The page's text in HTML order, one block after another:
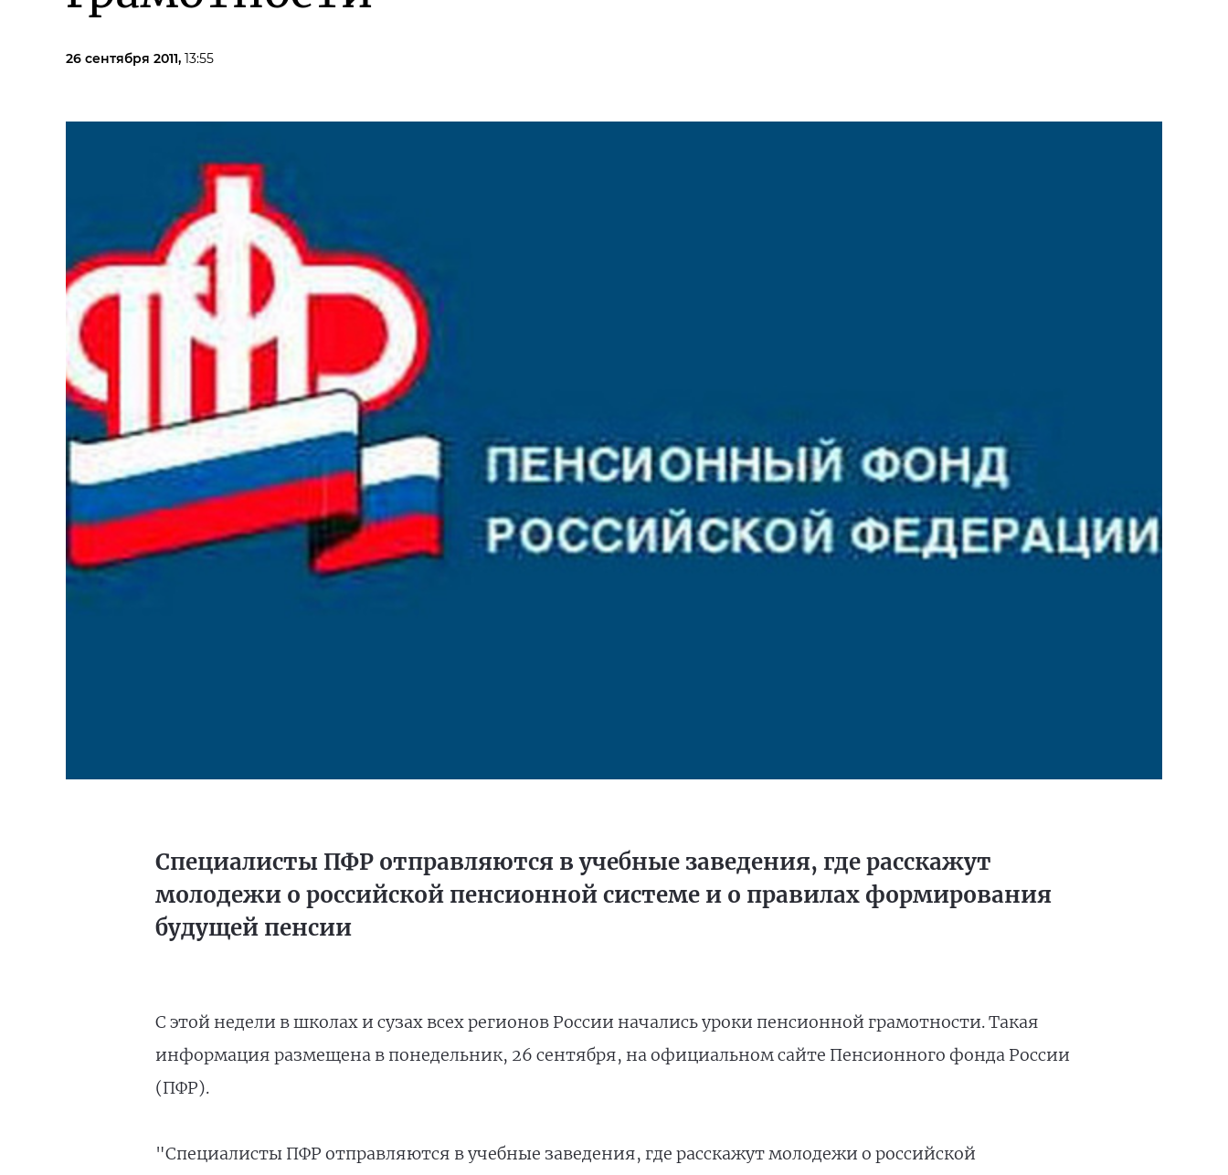
26 сентября 2011, 13:55
Специалисты ПФР отправляются в учебные заведения, где расскажут
молодежи о российской пенсионной системе и о правилах формирования
будущей пенсии
С этой недели в школах и сузах всех регионов России начались уроки пенсионной грамотности. Такая
информация размещена в понедельник, 26 сентября, на официальном сайте Пенсионного фонда России
(ПФР).
"Специалисты ПФР отправляются в учебные заведения, где расскажут молодежи о российской